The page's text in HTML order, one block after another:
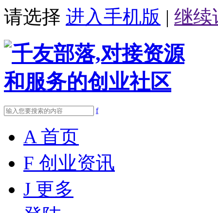
请选择 进入手机版 | 继续
f
A 首页
F 创业资讯
J 更多